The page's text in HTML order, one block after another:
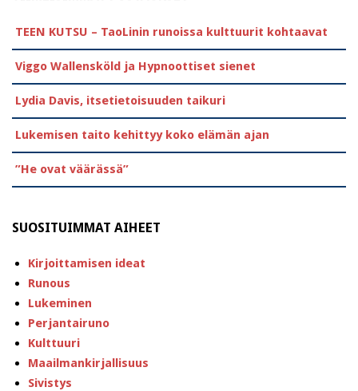
TEEN KUTSU – TaoLinin runoissa kulttuurit kohtaavat
Viggo Wallensköld ja Hypnoottiset sienet
Lydia Davis, itsetietoisuuden taikuri
Lukemisen taito kehittyy koko elämän ajan
”He ovat väärässä”
SUOSITUIMMAT AIHEET
Kirjoittamisen ideat
Runous
Lukeminen
Perjantairuno
Kulttuuri
Maailmankirjallisuus
Sivistys